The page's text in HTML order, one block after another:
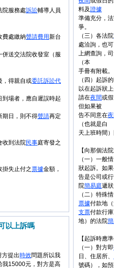
料及證據
準備充分，
爭。
（三）各法院
處洽詢，也
上網查詢，
（本
手冊有附載
（四）起訴
以在起訴狀
請在夜間或
但如果被
告不同意在
（也就是白
天上班時間
【向那個法
（一）一般
狀起訴。如
告是公司或
院簡易庭遞
（二）特殊
票據付款地
支票付款行
地）的法院
【起訴時應
（一）對方即
日、住居所、
號碼），如
院服務處訴訟輔導人員
費處繳納聲請費用新台
併送交法院收發室（服
，得親自或委託訴訟代
場者，應自遲誤時起
期日，則不得聲請再定
收到法院民事庭寄發之
掛失止付之票據金額，
以上訴嗎
方提出時效問題所以我
我15000元，對方是高